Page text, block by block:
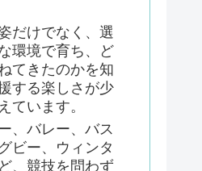
だけでなく、選
環境で育ち、ど
てきたのかを知
する楽しさが少
ています。
、バレー、バス
ビー、ウィンタ
、競技を問わず